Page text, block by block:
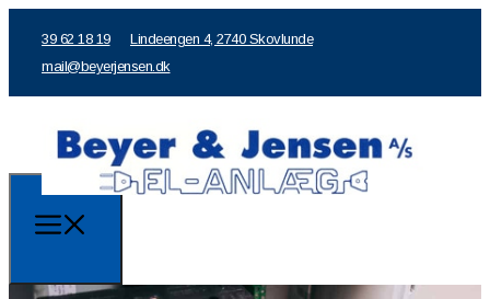
39 62 18 19
Lindeengen 4, 2740 Skovlunde
mail@beyerjensen.dk